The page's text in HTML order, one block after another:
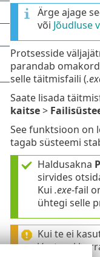
Ärge ajage
või Jõudluse
Protsesside
parandab
selle täitmisfaili (
Saate lisada
kaitse>
See funktsioon on
tagab süsteemi
Haldusakna
sirvides
Kui .exe-fail
ühtegi selle
Kui te ei
Vastasel